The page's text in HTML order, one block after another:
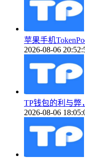
苹果手机
2026-08-06
TP钱包的利与弊
2026-08-06